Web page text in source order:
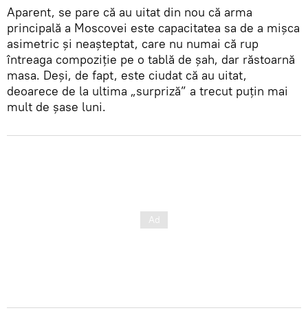
Aparent, se pare că au uitat din nou că arma
principală a Moscovei este capacitatea sa de a mișca
asimetric și neașteptat, care nu numai că rup
întreaga compoziție pe o tablă de șah, dar răstoarnă
masa. Deși, de fapt, este ciudat că au uitat,
deoarece de la ultima „surpriză” a trecut puțin mai
mult de șase luni.